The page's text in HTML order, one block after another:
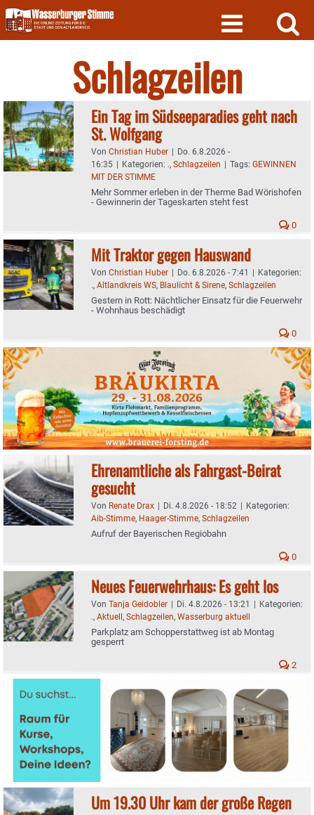
Skip
to
content
Schlagzeilen
Ein Tag im Südseeparadies geht nach
St. Wolfgang
Von Christian Huber | Do. 6.8.2026 -
16:35 | Kategorien: ., Schlagzeilen | Tags: GEWINNEN
MIT DER STIMME
Mehr Sommer erleben in der Therme Bad Wörishofen
- Gewinnerin der Tageskarten steht fest
0
Mit Traktor gegen Hauswand
Von Christian Huber | Do. 6.8.2026 - 7:41 | Kategorien:
., Altlandkreis WS, Blaulicht & Sirene, Schlagzeilen
Gestern in Rott: Nächtlicher Einsatz für die Feuerwehr
- Wohnhaus beschädigt
0
Ehrenamtliche als Fahrgast-Beirat
gesucht
Von Renate Drax Di. 4.8.2026 - 18:52
Kategorien:
Aib-Stimme, Haager-Stimme, Schlagzeilen
Aufruf der Bayerischen Regiobahn
0
Neues Feuerwehrhaus: Es geht los
Von Tanja Geidobler Di. 4.8.2026 - 13:21
Kategorien:
., Aktuell , Schlagzeilen, Wasserburg aktuell
Parkplatz am Schopperstattweg ist ab Montag
gesperrt
2
Um 19.30 Uhr kam der große Regen